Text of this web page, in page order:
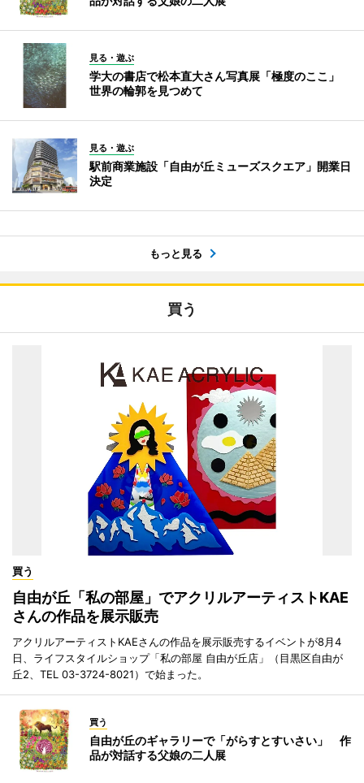
見る・遊ぶ
学大の書店で松本直大さん写真展「極度のここ」
世界の輪郭を見つめて
見る・遊ぶ
駅前商業施設「自由が丘ミューズスクエア」開業日
決定
もっと見る
買う
買う
自由が丘「私の部屋」でアクリルアーティストKAE
さんの作品を展示販売
アクリルアーティストKAEさんの作品を展示販売するイベントが8月4
日、ライフスタイルショップ「私の部屋 自由が丘店」（目黒区自由が
丘2、TEL 03-3724-8021）で始まった。
買う
自由が丘のギャラリーで「がらすとすいさい」 作
品が対話する父娘の二人展